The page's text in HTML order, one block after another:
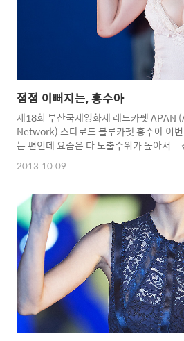
점점 이뻐지는, 홍수아
제18회 부산국제영화제 레드카펫
Network) 스타로드 블루카펫 홍수아 이
는 편인데 요즘은 다 노출수위가 높아서
아 이정도 순서가 아닐지...^^;;;;
pictures cannot be copied without
permission.
2013.10.09